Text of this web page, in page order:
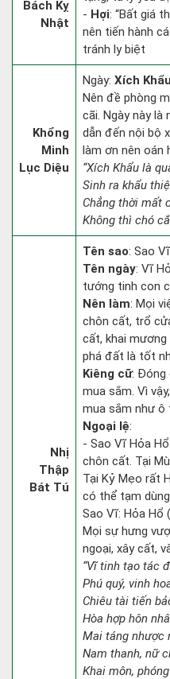
Bách Kỵ
Nhật
- Hợi: “Bất giá
nên tiến hành
tránh ly biệt
Khổng
Minh
Lục Diệu
Ngày: Xích Khẩu
Nên đề phòng
cãi. Ngày này là
dẫn đến nội bộ
làm ơn nên oán
“Xích Khẩu là
Sinh ra khẩu
Chẳng thời mất
Không thì chó
Nhị
Thập
Bát Tú
Tên sao: Sao Vĩ
Tên ngày: Vĩ
tướng tinh con
Nên làm: Mọi
chôn cất, trổ
cất, khai
phá đất là tốt
Kiêng cữ: Đóng
mua sắm. Vì
mua sắm như ô
Ngoại lệ:
- Sao Vĩ Hỏa
chôn cất. Tại
Tại Kỷ Mẹo rất
có thể tạm
Sao Vĩ: Hỏa Hổ
Mọi sự hưng
ngoại, xây cất,
“Vĩ tinh tạo tác
Phú quý, vinh
Chiêu tài tiến
Hòa hợp hôn
Mai táng nhược
Nam thanh, nữ
Khai môn,